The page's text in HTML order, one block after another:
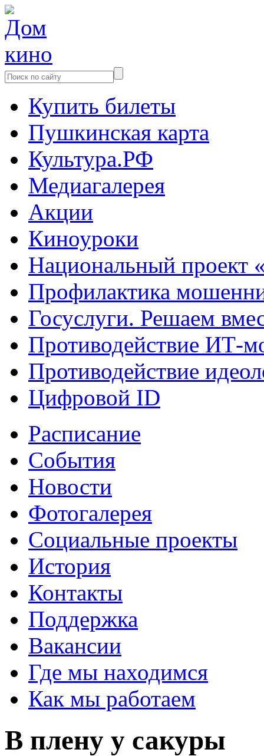
Купить билеты
Пушкинская карта
Культура.РФ
Медиагалерея
Акции
Киноуроки
Национальный проект
Профилактика
Госуслуги. Решаем
Противодействие ИТ-
Противодействие
Цифровой ID
Расписание
События
Новости
Фотогалерея
Социальные проекты
История
Контакты
Поддержка
Вакансии
Где мы находимся
Как мы работаем
В плену у сакуры